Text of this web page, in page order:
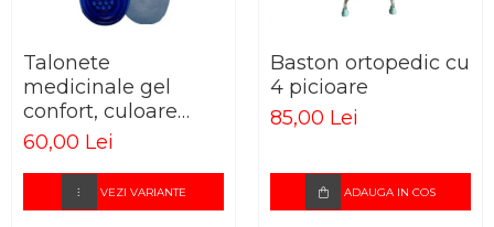
Talonete
medicinale gel
confort, culoare
albastru
60,00 Lei
VEZI VARIANTE
Baston ortopedic cu
4 picioare
85,00 Lei
ADAUGA IN COS